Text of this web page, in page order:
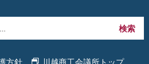
検索
方針 川越商工会議所トップ